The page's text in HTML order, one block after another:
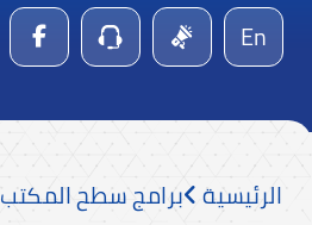
En
الرئيسية برامج سطح المكتب